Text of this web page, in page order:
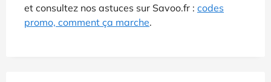
et consultez nos astuces sur Savoo.fr : codes
promo, comment ça marche.